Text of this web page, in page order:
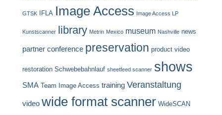
GTSK IFLA Image Access Image Access LP
Kunstscanner library Metrin Mexico museum Nashville news
partner conference preservation product video
restoration Schwebebahnlauf sheetfeed scanner shows
SMA Team Image Access training Veranstaltung
video wide format scanner WideSCAN